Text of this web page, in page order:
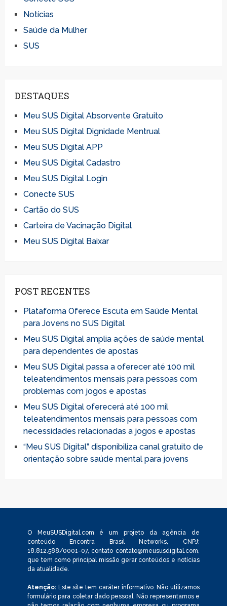
Notícias
Saúde da Mulher
SUS
DESTAQUES
Meu SUS Digital Absorvente Gratuito
Meu SUS Digital Dignidade Mentrual
Meu SUS Digital APP
Meu SUS Digital Cadastro
Meu SUS Digital Login
Conecte SUS
Cartão do SUS
Carteira de Vacinação Digital
Meu SUS Digital Baixar
POST RECENTES
Plataforma Oferece Escuta em Saúde Mental
para Jovens no SUS Digital
Meu SUS Digital amplia ações de saúde mental
para dependentes de apostas
Meu SUS Digital passa a oferecer até 100 mil
teleatendimentos mensais para pessoas com
problemas com jogos e apostas
Meu SUS Digital oferecerá até 100 mil
teleatendimentos mensais para pessoas com
necessidades relacionadas a jogos e apostas
“Meu SUS Digital” disponibiliza canal gratuito de
orientação sobre saúde mental para jovens
O MeuSUSDigital.com é um projeto da agência de
conteúdo Encontra Brasil Networks, CNPJ:
18.812.588/0001-07, contato contato@meususdigital.com,
que tem como principal missão gerar conteúdos e notícias
da atualidade.
Atenção:Este site tem caráter informativo. Não utilizamos
formulário para coletar dado pessoal. Não representamos e